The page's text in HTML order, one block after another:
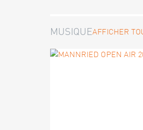
MUSIQUEAFFICHER